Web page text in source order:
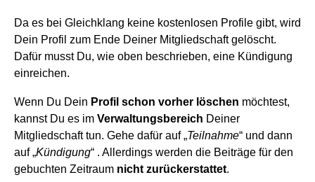
Da es bei Gleichklang keine kostenlosen Profile gibt, wird
Dein Profil zum Ende Deiner Mitgliedschaft gelöscht.
Dafür musst Du, wie oben beschrieben, eine Kündigung
einreichen.
Wenn Du Dein Profil schon vorher löschen möchtest,
kannst Du es im Verwaltungsbereich Deiner
Mitgliedschaft tun. Gehe dafür auf „Teilnahme“ und dann
auf „Kündigung“ . Allerdings werden die Beiträge für den
gebuchten Zeitraum nicht zurückerstattet.